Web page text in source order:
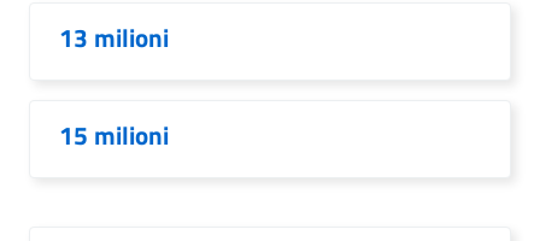
13 milioni
15 milioni